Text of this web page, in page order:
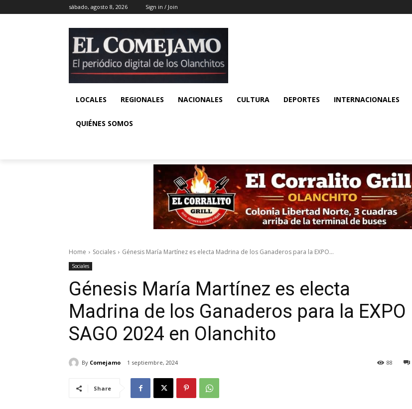
sábado, agosto 8, 2026 Sign in / Join
LOCALES REGIONALES NACIONALES CULTURA DEPORTES INTERNACIONALES
QUIÉNES SOMOS
Home Sociales Génesis María Martínez es electa Madrina de los Ganaderos para la EXPO...
Sociales
Génesis María Martínez es electa
Madrina de los Ganaderos para la EXPO
SAGO 2024 en Olanchito
By Comejamo 1 septiembre, 2024 88
Share